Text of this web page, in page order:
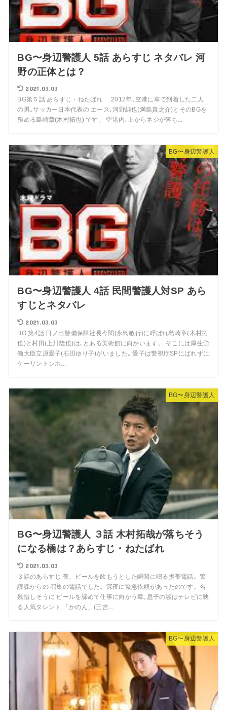
BG〜身辺警護人 5話 あらすじ ネタバレ 河
野の正体とは？
2021.03.03
BG第５話 あらすじ・ねたばれ 2012年､空港に車で到着した二人
の男｡サッカー日本代表の エース､河野純也(満島真之介)とそのBGを
務める島崎章(木村拓也) です。 空港内､上からネジが落ち...
BG〜身辺警護人
BG〜身辺警護人 4話 民間警護人対SP あら
すじとネタバレ
2021.03.03
BG 第4話 日ノ出警備保障社長今関(永島敏行)に呼ばれ島崎章(木村拓
也)と村田(上川隆也)は､とある美術館に向かいます。 そこには厚生労
働大臣立原愛子(石田ゆり子)がいました｡ 愛子は警視庁SPにばれずに
ケーリントンホ...
BG〜身辺警護人
BG〜身辺警護人 ３話 木村拓哉が落ちそう
になる橋は？あらすじ・ねたばれ
2021.03.03
３話のあらすじ 夜、ビールを飲もうとした瞬間に鳴る携帯電話。警
護課からの 召集の電話でした。深夜に緊急依頼があったのです。名
残惜しそうに ビールを諦めて仕事に向かう章｡息子の駿はテレビに映
る人気タレント 「かのん」(三吉...
BG〜身辺警護人